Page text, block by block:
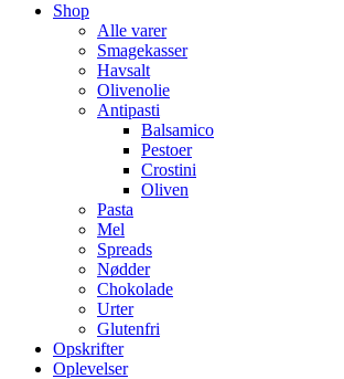
Shop
Alle varer
Smagekasser
Havsalt
Olivenolie
Antipasti
Balsamico
Pestoer
Crostini
Oliven
Pasta
Mel
Spreads
Nødder
Chokolade
Urter
Glutenfri
Opskrifter
Oplevelser